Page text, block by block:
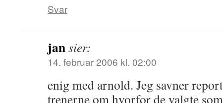
Svar
jansier:
14. februar 2006 kl. 02:00
enig med arnold. Jeg savner
trenerne om hvorfor de valgte